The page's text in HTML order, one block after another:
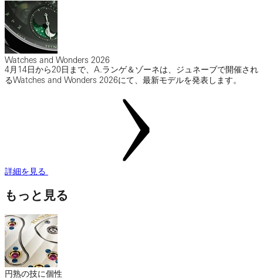
Watches and Wonders 2026
4月14日から20日まで、A.ランゲ＆ゾーネは、ジュネーブで開催され
るWatches and Wonders 2026にて、最新モデルを発表します。
詳細を見る
もっと見る
円熟の技に個性